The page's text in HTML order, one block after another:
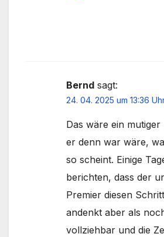
Bernd sagt:
24. 04. 2025 um 13:36
Das wäre ein
er denn war wäre,
so scheint. Einige
berichten, dass der
Premier diesen
andenkt aber als
vollziehbar und die